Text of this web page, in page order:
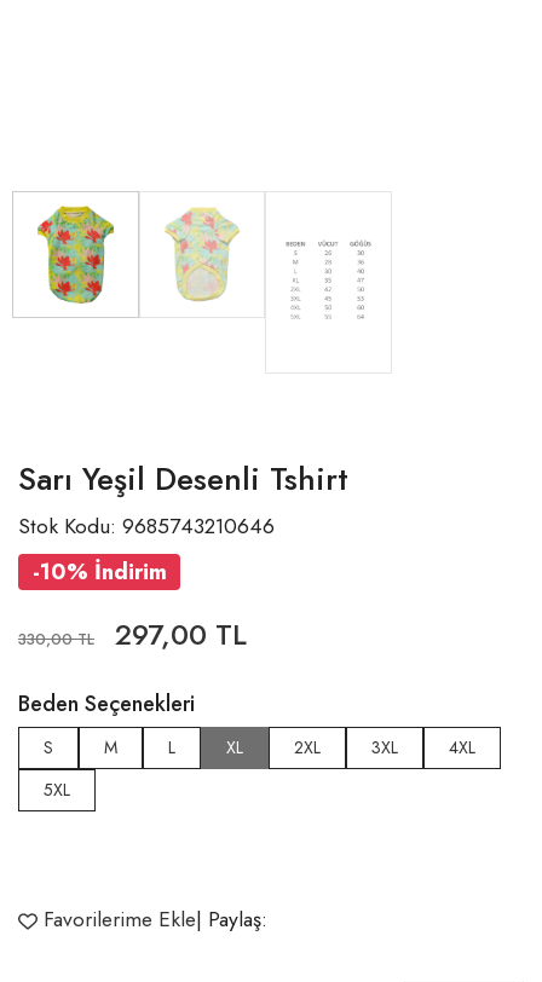
Sarı Yeşil Desenli Tshirt
Stok Kodu: 9685743210646
-10% İndirim
330,00 TL 297,00 TL
Beden Seçenekleri
S M L XL 2XL 3XL
4XL
5XL
Favorilerime Ekle| Paylaş: